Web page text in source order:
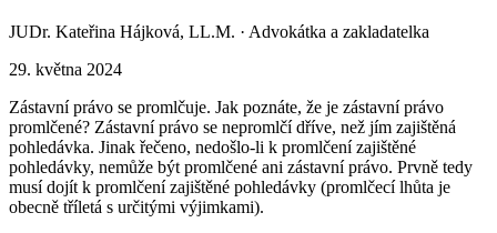
JUDr. Kateřina Hájková, LL.M. · Advokátka a zakladatelka
29. května 2024
Zástavní právo se promlčuje. Jak poznáte, že je zástavní právo
promlčené? Zástavní právo se nepromlčí dříve, než jím zajištěná
pohledávka. Jinak řečeno, nedošlo-li k promlčení zajištěné
pohledávky, nemůže být promlčené ani zástavní právo. Prvně tedy
musí dojít k promlčení zajištěné pohledávky (promlčecí lhůta je
obecně tříletá s určitými výjimkami).